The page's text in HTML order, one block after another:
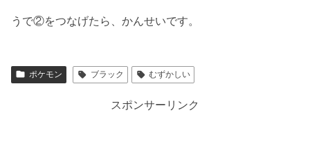
うで②をつなげたら、かんせいです。
ポケモン ブラック むずかしい
スポンサーリンク